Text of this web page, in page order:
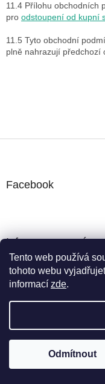
Tento web používá
tohoto webu
informací zde.
Odmítnout
11.4 Přílohu obchodních
pro odstoupení od kupní
11.5 Tyto obchodní
plně nahrazují předchozí
Facebook
Informace pro vás
Obchodní podmínky
Kontakty